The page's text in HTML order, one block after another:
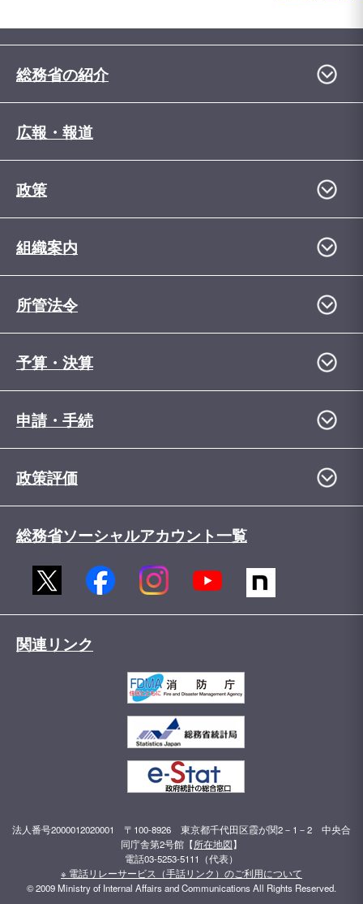
総務省の紹介
広報・報道
政策
組織案内
所管法令
予算・決算
申請・手続
政策評価
総務省ソーシャルアカウント一覧
関連リンク
法人番号2000012020001 〒100-8926 東京都千代田区霞が関2－1－2 中央合
同庁舎第2号館【所在地図】
電話03-5253-5111（代表）
※ 電話リレーサービス（手話リンク）のご利用について
© 2009 Ministry of Internal Affairs and Communications All Rights Reserved.